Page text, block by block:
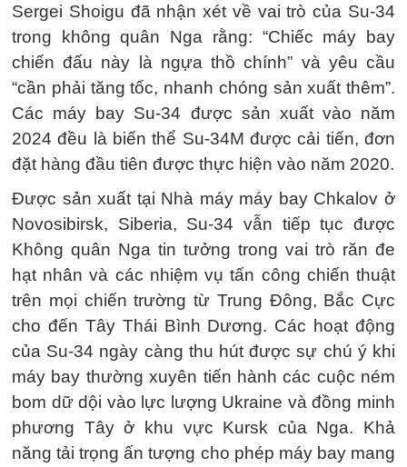
Sergei Shoigu đã nhận xét về vai trò của Su-34
trong không quân Nga rằng: “Chiếc máy bay
chiến đấu này là ngựa thồ chính” và yêu cầu
“cần phải tăng tốc, nhanh chóng sản xuất thêm”.
Các máy bay Su-34 được sản xuất vào năm
2024 đều là biến thể Su-34M được cải tiến, đơn
đặt hàng đầu tiên được thực hiện vào năm 2020.
Được sản xuất tại Nhà máy máy bay Chkalov ở
Novosibirsk, Siberia, Su-34 vẫn tiếp tục được
Không quân Nga tin tưởng trong vai trò răn đe
hạt nhân và các nhiệm vụ tấn công chiến thuật
trên mọi chiến trường từ Trung Đông, Bắc Cực
cho đến Tây Thái Bình Dương. Các hoạt động
của Su-34 ngày càng thu hút được sự chú ý khi
máy bay thường xuyên tiến hành các cuộc ném
bom dữ dội vào lực lượng Ukraine và đồng minh
phương Tây ở khu vực Kursk của Nga. Khả
năng tải trọng ấn tượng cho phép máy bay mang